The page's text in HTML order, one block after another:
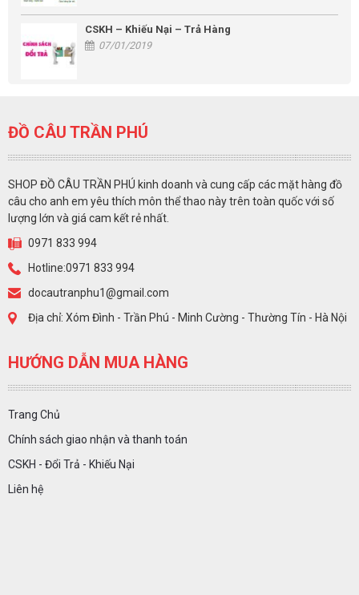
CSKH – Khiếu Nại – Trả Hàng
07/01/2019
ĐỒ CÂU TRẦN PHÚ
SHOP ĐỒ CÂU TRẦN PHÚ kinh doanh và cung cấp các mặt hàng đồ
câu cho anh em yêu thích môn thể thao này trên toàn quốc với số
lượng lớn và giá cam kết rẻ nhất.
0971 833 994
Hotline:0971 833 994
docautranphu1@gmail.com
Địa chỉ: Xóm Đình - Trần Phú - Minh Cường - Thường Tín - Hà Nội
HƯỚNG DẪN MUA HÀNG
Trang Chủ
Chính sách giao nhận và thanh toán
CSKH - Đổi Trả - Khiếu Nại
Liên hệ